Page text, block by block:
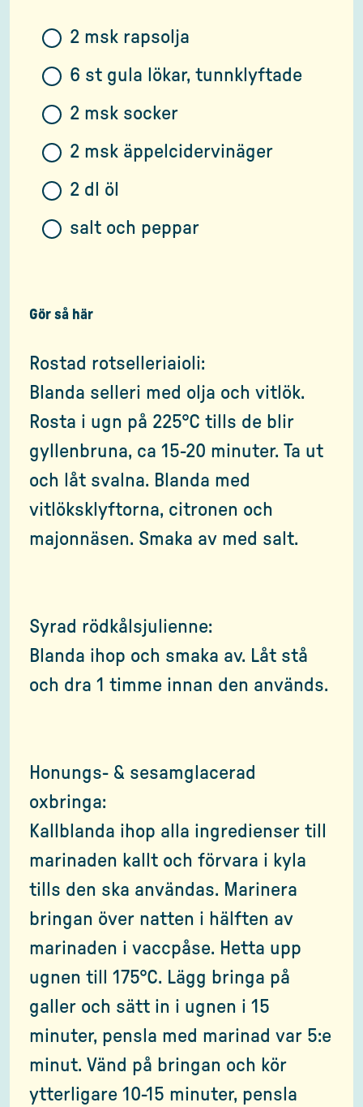
2 msk rapsolja
6 st gula lökar, tunnklyftade
2 msk socker
2 msk äppelcidervinäger
2 dl öl
salt och peppar
Gör så här
Rostad rotselleriaioli:
Blanda selleri med olja och vitlök.
Rosta i ugn på 225°C tills de blir
gyllenbruna, ca 15-20 minuter. Ta ut
och låt svalna. Blanda med
vitlöksklyftorna, citronen och
majonnäsen. Smaka av med salt.
Syrad rödkålsjulienne:
Blanda ihop och smaka av. Låt stå
och dra 1 timme innan den används.
Honungs- & sesamglacerad
oxbringa:
Kallblanda ihop alla ingredienser till
marinaden kallt och förvara i kyla
tills den ska användas. Marinera
bringan över natten i hälften av
marinaden i vaccpåse. Hetta upp
ugnen till 175°C. Lägg bringa på
galler och sätt in i ugnen i 15
minuter, pensla med marinad var 5:e
minut. Vänd på bringan och kör
ytterligare 10-15 minuter, pensla